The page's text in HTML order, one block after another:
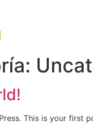
This is your first